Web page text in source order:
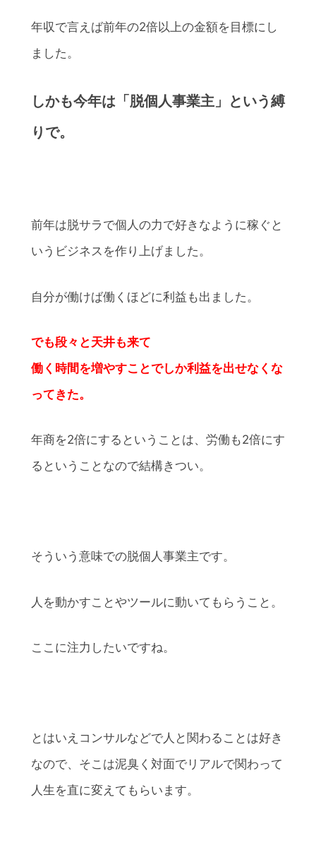
年収で言えば前年の2倍以上の金額を目標にし
ました。
しかも今年は「脱個人事業主」という縛
りで。
前年は脱サラで個人の力で好きなように稼ぐと
いうビジネスを作り上げました。
自分が働けば働くほどに利益も出ました。
でも段々と天井も来て
働く時間を増やすことでしか利益を出せなくな
ってきた。
年商を2倍にするということは、労働も2倍にす
るということなので結構きつい。
そういう意味での脱個人事業主です。
人を動かすことやツールに動いてもらうこと。
ここに注力したいですね。
とはいえコンサルなどで人と関わることは好き
なので、そこは泥臭く対面でリアルで関わって
人生を直に変えてもらいます。